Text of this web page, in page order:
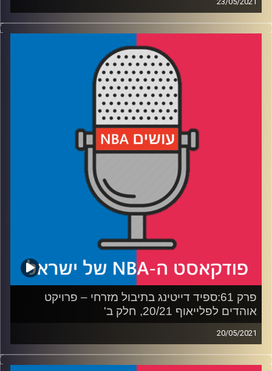
פודקאסט האן.בי.איי עם ערן סורוקה, שרון דוידוביץ', משה
דוידוביץ' ועידן לוצקי
רבע 1: הפליי-אין טוב או רע? ואולי ההערכה לעונה של סטף
רבע 2: האם מידלטון אנדרייטד? האם פול ג'ורג' אוברייטד? ומה
היתרון של פורטלנד על דנבר?
רבע 3: איך המזל חיסל את הסיכויים של פיניקס ואיך הסיקסרס
יחסלו את הוויזארדס
רבע 4: שובם של הניקס ומה הקשר בין אליפות אירופה עד גיל
עידן לוצקי
פרק 61:ספיד דייטינג בתיבול מזרחי – פרויקט
אוהדים לפלייאוף 20/21, חלק ב'
20/05/2021
פודקאסט האן.בי.איי עם ערן סורוקה, שרון דוידוביץ', משה
דוידוביץ' ועידן לוצקי